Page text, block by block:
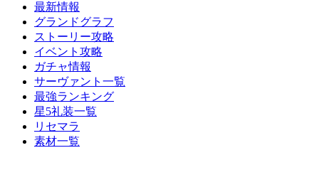
最新情報
グランドグラフ
ストーリー攻略
イベント攻略
ガチャ情報
サーヴァント一覧
最強ランキング
星5礼装一覧
リセマラ
素材一覧